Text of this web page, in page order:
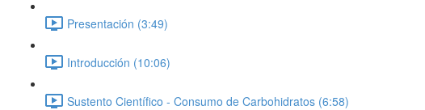
Presentación (3:49)
Introducción (10:06)
Sustento Científico - Consumo de Carbohidratos (6:58)